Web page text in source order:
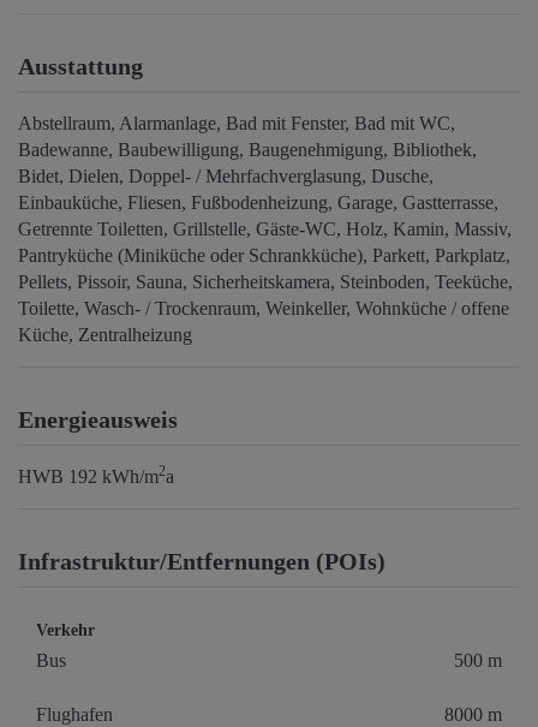
Ausstattung
Abstellraum Alarmanlage Bad mit Fenster Bad mit WC
Badewanne Baubewilligung Baugenehmigung Bibliothek
Bidet Dielen Doppel- / Mehrfachverglasung Dusche
Einbauküche Fliesen Fußbodenheizung Garage Gastterrasse
Getrennte Toiletten Grillstelle Gäste-WC Holz Kamin Massiv
Pantryküche (Miniküche oder Schrankküche) Parkett Parkplatz
Pellets Pissoir Sauna Sicherheitskamera Steinboden Teeküche
Toilette Wasch- / Trockenraum Weinkeller Wohnküche / offene
Küche Zentralheizung
Energieausweis
HWB 192 kWh/m2a
Infrastruktur/Entfernungen (POIs)
Verkehr
Bus 500 m
Flughafen 8000 m